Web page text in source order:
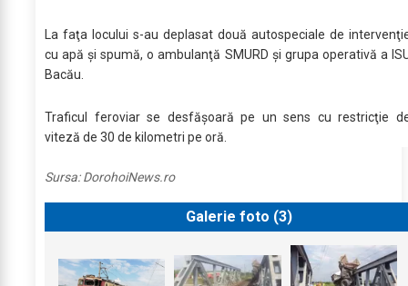
La faţa locului s-au deplasat două autospeciale de
cu apă şi spumă, o ambulanţă SMURD şi grupa operativă a
Bacău.
Traficul feroviar se desfăşoară pe un sens cu restricţie
viteză de 30 de kilometri pe oră.
Sursa:DorohoiNews.ro
Galerie foto (3)